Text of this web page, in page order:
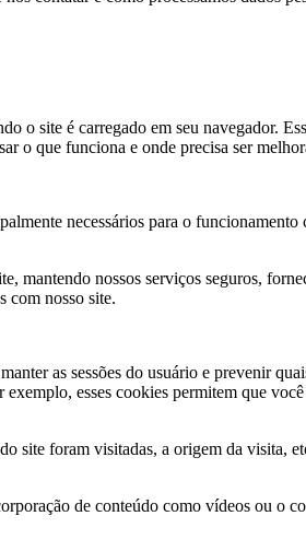
o site é carregado em seu navegador.
o que funciona e onde precisa ser
necessários para o funcionamento
mantendo nossos serviços seguros,
com nosso site.
as sessões do usuário e prevenir
esses cookies permitem que
site foram visitadas, a origem da visita,
de conteúdo como vídeos ou o